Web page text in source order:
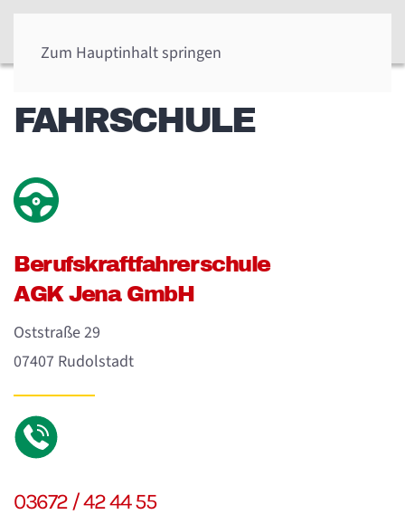
Zum Hauptinhalt springen
FAHRSCHULE
Berufskraft­fahrerschule
AGK Jena GmbH
Oststraße 29
07407 Rudolstadt
03672 / 42 44 55